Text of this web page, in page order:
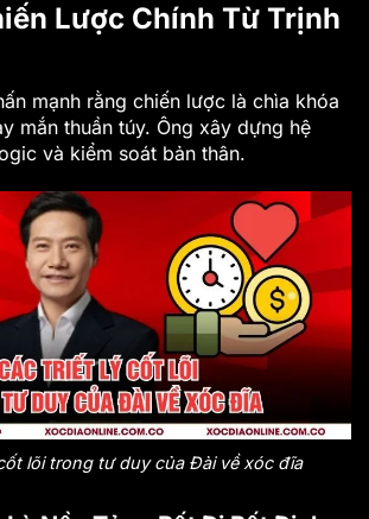
Lược Chính Từ Trịnh
mạnh rằng chiến lược là chìa khóa
mắn thuần túy. Ông xây dựng hệ
và kiểm soát bản thân.
lõi trong tư duy của Đài về xóc đĩa